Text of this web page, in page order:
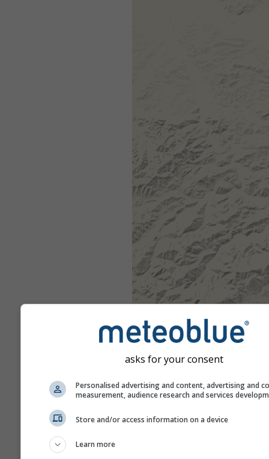
asks for your consent
Personalised advertising and content, advertising and
measurement, audience research and services
Store and/or access information on a device
Learn more